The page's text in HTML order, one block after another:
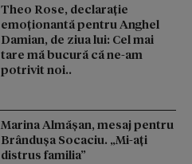
Theo Rose, declarație
emoționantă pentru Anghel
Damian, de ziua lui: Cel mai
tare mă bucură că ne-am
potrivit noi..
Marina Almășan, mesaj pentru
Brândușa Socaciu. „Mi-ați
distrus familia”